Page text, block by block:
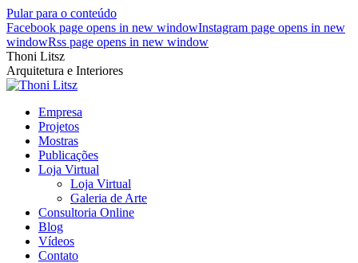
Pular para o conteúdo
Facebook page opens in new windowInstagram page opens in new
windowRss page opens in new window
Thoni Litsz
Arquitetura e Interiores
Empresa
Projetos
Mostras
Publicações
Loja Virtual
Loja Virtual
Galeria de Arte
Consultoria Online
Blog
Vídeos
Contato